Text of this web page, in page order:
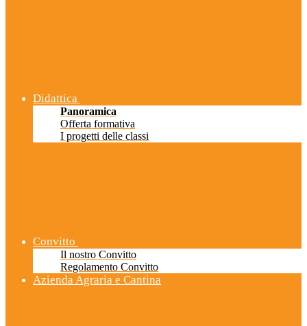
Didattica
Panoramica
Offerta formativa
I progetti delle classi
Convitto
Il nostro Convitto
Regolamento Convitto
Azienda Agraria e Cantina